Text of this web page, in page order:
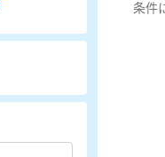
条件